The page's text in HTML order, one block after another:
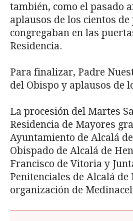
también, como el pasado
aplausos de los cientos de
congregaban en las
Residencia.
Para finalizar, Padre
del Obispo y aplausos de
La procesión del Martes
Residencia de Mayores
Ayuntamiento de Alcalá
Obispado de Alcalá de
Francisco de Vitoria y
Penitenciales de Alcalá de
organización de